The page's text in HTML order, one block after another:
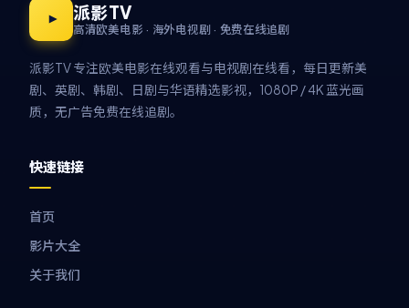
派影TV
高清欧美电影 · 海外电视剧 · 免费在线追剧
派影TV 专注欧美电影在线观看与电视剧在线看，每日更新美
剧、英剧、韩剧、日剧与华语精选影视，1080P / 4K 蓝光画
质，无广告免费在线追剧。
快速链接
首页
影片大全
关于我们